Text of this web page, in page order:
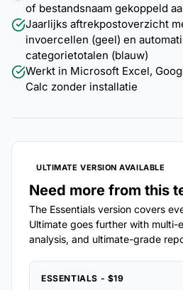
of bestandsnaam gekoppeld
Jaarlijks aftrekpostoverzicht
invoercellen (geel) en
categorietotalen (blauw)
Werkt in Microsoft Excel,
Calc zonder installatie
ULTIMATE VERSION AVAILABLE
Need more from this
The Essentials version covers
Ultimate goes further with
analysis, and ultimate-grade
ESSENTIALS - $19